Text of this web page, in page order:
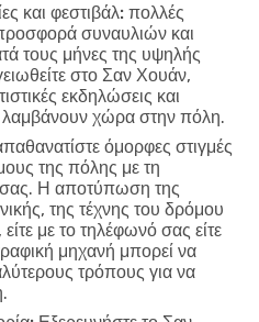
και φεστιβάλ: πολλές
συναυλιών και
τους μήνες της υψηλής
στο Σαν Χουάν,
εκδηλώσεις και
χώρα στην πόλη.
όμορφες στιγμές
της πόλης με τη
Η αποτύπωση της
της τέχνης του δρόμου
με το τηλέφωνό σας είτε
μηχανή μπορεί να
τρόπους για να